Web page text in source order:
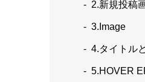
2.新規投稿
3.Image
4.タイトル
5.HOVER